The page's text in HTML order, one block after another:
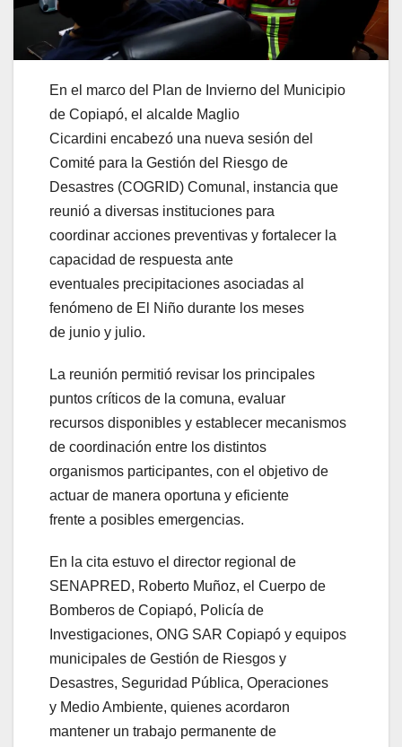
En el marco del Plan de Invierno del Municipio
de Copiapó, el alcalde Maglio
Cicardini encabezó una nueva sesión del
Comité para la Gestión del Riesgo de
Desastres (COGRID) Comunal, instancia que
reunió a diversas instituciones para
coordinar acciones preventivas y fortalecer la
capacidad de respuesta ante
eventuales precipitaciones asociadas al
fenómeno de El Niño durante los meses
de junio y julio.
La reunión permitió revisar los principales
puntos críticos de la comuna, evaluar
recursos disponibles y establecer mecanismos
de coordinación entre los distintos
organismos participantes, con el objetivo de
actuar de manera oportuna y eficiente
frente a posibles emergencias.
En la cita estuvo el director regional de
SENAPRED, Roberto Muñoz, el Cuerpo de
Bomberos de Copiapó, Policía de
Investigaciones, ONG SAR Copiapó y equipos
municipales de Gestión de Riesgos y
Desastres, Seguridad Pública, Operaciones
y Medio Ambiente, quienes acordaron
mantener un trabajo permanente de